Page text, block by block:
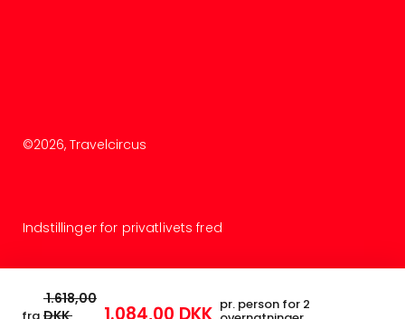
1.618,00
DKK
1.084,00 DKK pr. person for 2
©2026, Travelcircus
Indstillinger for privatlivets fred